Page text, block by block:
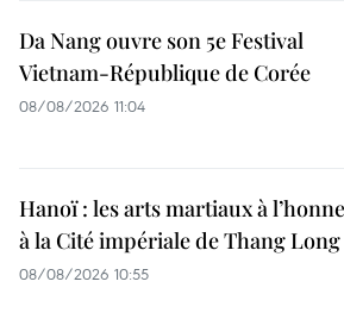
Da Nang ouvre son 5e Festival
Vietnam-République de Corée
08/08/2026 11:04
Hanoï : les arts martiaux à
à la Cité impériale de Thang Long
08/08/2026 10:55